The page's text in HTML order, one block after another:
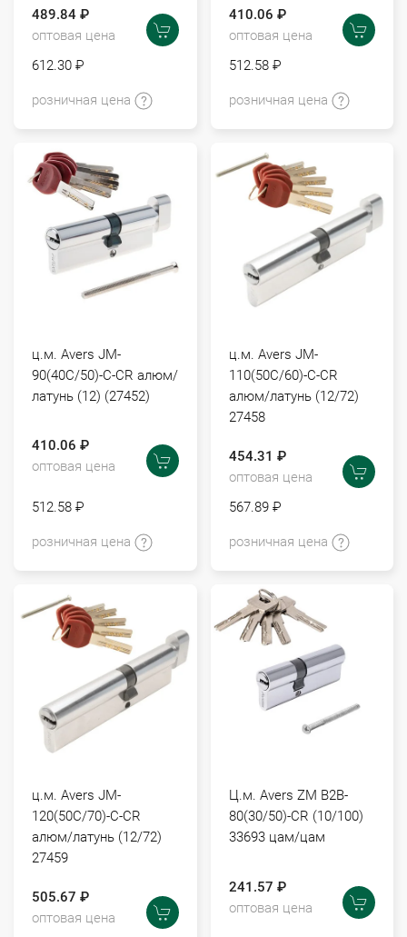
489.84 ₽
оптовая цена
612.30 ₽
розничная цена
410.06 ₽
оптовая цена
512.58 ₽
розничная цена
ц.м. Avers JM-
90(40С/50)-С-CR алюм/
латунь (12) (27452)
410.06 ₽
оптовая цена
512.58 ₽
розничная цена
ц.м. Avers JM-
110(50С/60)-С-CR
алюм/латунь (12/72)
27458
454.31 ₽
оптовая цена
567.89 ₽
розничная цена
ц.м. Avers JM-
120(50С/70)-С-CR
алюм/латунь (12/72)
27459
505.67 ₽
оптовая цена
Ц.м. Avers ZM B2B-
80(30/50)-CR (10/100)
33693 цам/цам
241.57 ₽
оптовая цена